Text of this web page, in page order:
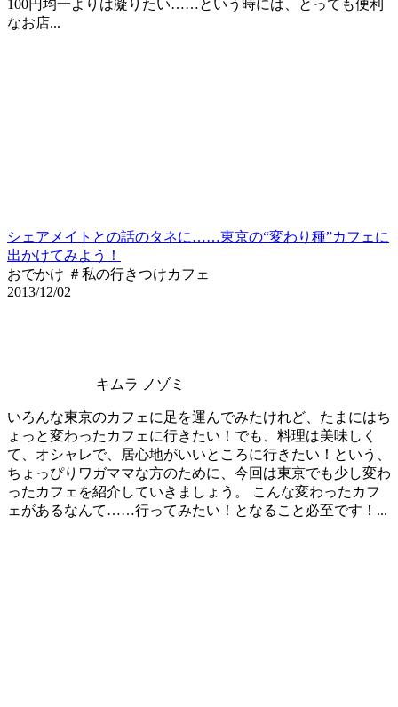
100円均一よりは凝りたい……という時には、とっても便利
なお店...
シェアメイトとの話のタネに……東京の“変わり種”カフェに
出かけてみよう！
おでかけ ＃私の行きつけカフェ
2013/12/02
キムラ ノゾミ
いろんな東京のカフェに足を運んでみたけれど、たまにはち
ょっと変わったカフェに行きたい！でも、料理は美味しく
て、オシャレで、居心地がいいところに行きたい！という、
ちょっぴりワガママな方のために、今回は東京でも少し変わ
ったカフェを紹介していきましょう。 こんな変わったカフ
ェがあるなんて……行ってみたい！となること必至です！...